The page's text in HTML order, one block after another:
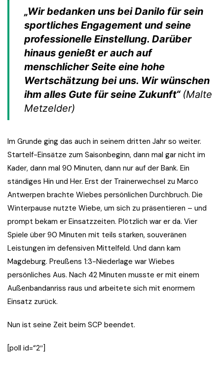
„Wir bedanken uns bei Danilo für sein
sportliches Engagement und seine
professionelle Einstellung. Darüber
hinaus genießt er auch auf
menschlicher Seite eine hohe
Wertschätzung bei uns. Wir wünschen
ihm alles Gute für seine Zukunft“ (Malte
Metzelder)
Im Grunde ging das auch in seinem dritten Jahr so weiter.
Startelf-Einsätze zum Saisonbeginn, dann mal gar nicht im
Kader, dann mal 90 Minuten, dann nur auf der Bank. Ein
ständiges Hin und Her. Erst der Trainerwechsel zu Marco
Antwerpen brachte Wiebes persönlichen Durchbruch. Die
Winterpause nutzte Wiebe, um sich zu präsentieren – und
prompt bekam er Einsatzzeiten. Plötzlich war er da. Vier
Spiele über 90 Minuten mit teils starken, souveränen
Leistungen im defensiven Mittelfeld. Und dann kam
Magdeburg. Preußens 1:3-Niederlage war Wiebes
persönliches Aus. Nach 42 Minuten musste er mit einem
Außenbandanriss raus und arbeitete sich mit enormem
Einsatz zurück.
Nun ist seine Zeit beim SCP beendet.
[poll id=“2″]